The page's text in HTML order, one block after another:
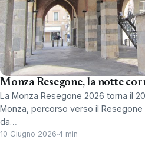
Monza Resegone, la notte
La Monza Resegone 2026 torna il
Monza, percorso verso il Resegone
da…
10 Giugno 2026 4 min